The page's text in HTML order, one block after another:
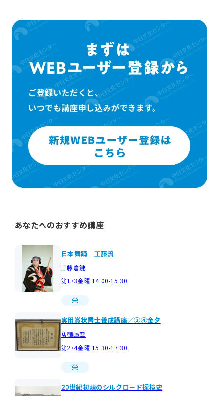
あなたへのおすすめ講座
日本舞踊 工藤流
工藤倉鍵
第1・3金曜 14:00-15:30
栄
実用賞状書士養成講座／②④金夕
鬼頭瞳翠
第2・4金曜 15:30-17:30
栄
20世紀初頭のシルクロード探検史